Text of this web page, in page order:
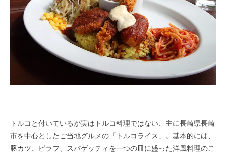
トルコと付いているが実はトルコ料理ではない、主に長崎県長崎
市を中心としたご当地グルメの「トルコライス」。基本的には、
豚カツ、ピラフ、スパゲッティを一つの皿に盛った洋風料理のこ